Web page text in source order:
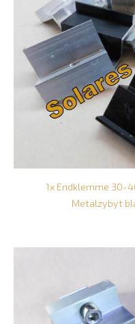
1x Endklemme 30-
Metalzybyt